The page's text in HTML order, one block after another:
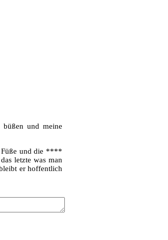
und meine
Füße und die ****
letzte was man
er hoffentlich